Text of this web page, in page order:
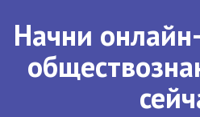
Начни